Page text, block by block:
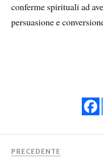
conferme spirituali ad
persuasione e
PRECEDENTE